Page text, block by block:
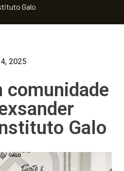
Galo
2025
comunidade
Galo